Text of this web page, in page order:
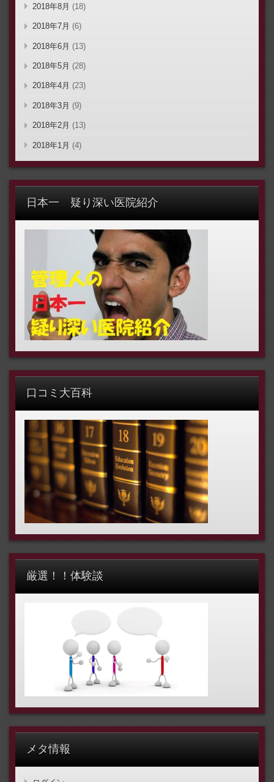
2018年8月 (18)
2018年7月 (6)
2018年6月 (13)
2018年5月 (28)
2018年4月 (23)
2018年3月 (9)
2018年2月 (13)
2018年1月 (4)
日本一 疑り深い医院紹介
口コミ大百科
厳選！！体験談
メタ情報